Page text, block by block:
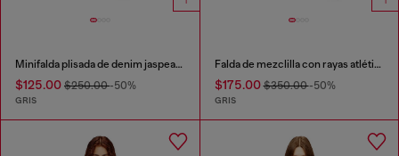
Minifalda plisada de denim jaspeado
$125.00 $250.00-50%
GRIS
Falda de mezclilla con rayas atléticas
$175.00$350.00-50%
GRIS